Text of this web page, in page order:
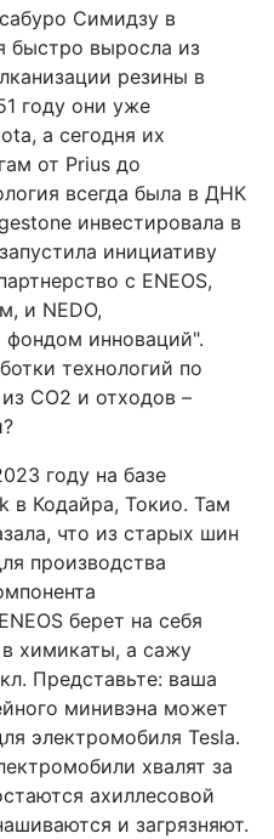
Симидзу в
быстро выросла из
резины в
году они уже
а сегодня их
от Prius до
всегда была в ДНК
инвестировала в
инициативу
с ENEOS,
и NEDO,
инноваций".
технологий по
CO2 и отходов –
году на базе
в Кодайра, Токио. Там
что из старых шин
производства
берет на себя
в химикаты, а сажу
Представьте: ваша
минивэна может
электромобиля Tesla.
хвалят за
ахиллесовой
и загрязняют.